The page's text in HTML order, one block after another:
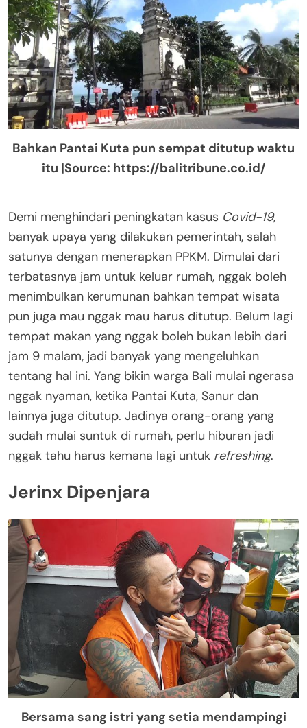
Bahkan Pantai Kuta pun sempat ditutup waktu
itu |Source: https://balitribune.co.id/
Demi menghindari peningkatan kasus Covid-19,
banyak upaya yang dilakukan pemerintah, salah
satunya dengan menerapkan PPKM. Dimulai dari
terbatasnya jam untuk keluar rumah, nggak boleh
menimbulkan kerumunan bahkan tempat wisata
pun juga mau nggak mau harus ditutup. Belum lagi
tempat makan yang nggak boleh bukan lebih dari
jam 9 malam, jadi banyak yang mengeluhkan
tentang hal ini. Yang bikin warga Bali mulai ngerasa
nggak nyaman, ketika Pantai Kuta, Sanur dan
lainnya juga ditutup. Jadinya orang-orang yang
sudah mulai suntuk di rumah, perlu hiburan jadi
nggak tahu harus kemana lagi untuk refreshing.
Jerinx Dipenjara
Bersama sang istri yang setia mendampingi